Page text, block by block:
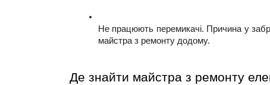
Не працюють перемикачі. Причина у
майстра з ремонту додому.
Де знайти майстра з ремонту